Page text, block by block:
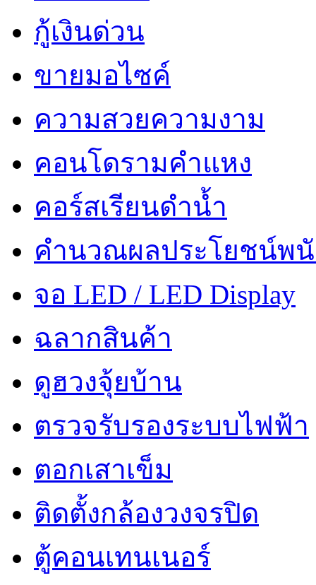
กู้เงินด่วน
ขายมอไซค์
ความสวยความงาม
คอนโดรามคำแหง
คอร์สเรียนดำน้ำ
คำนวณผลประโยชน์พ
จอ LED / LED Display
ฉลากสินค้า
ดูฮวงจุ้ยบ้าน
ตรวจรับรองระบบไฟฟ้า
ตอกเสาเข็ม
ติดตั้งกล้องวงจรปิด
ตู้คอนเทนเนอร์